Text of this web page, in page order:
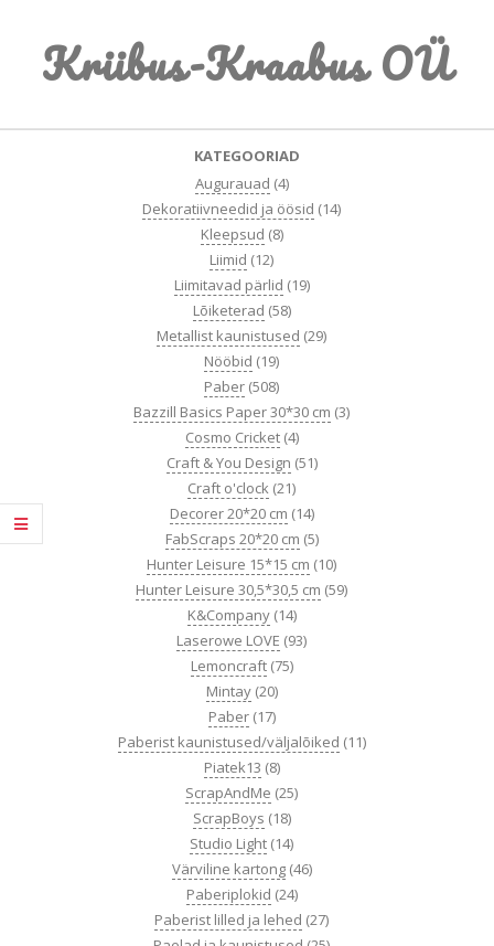
contentKriibus-Kraabus OÜ
KATEGOORIAD
Augurauad (4)
Dekoratiivneedid ja öösid (14)
Kleepsud (8)
Liimid (12)
Liimitavad pärlid (19)
Lõiketerad (58)
Metallist kaunistused (29)
Nööbid (19)
Paber (508)
Bazzill Basics Paper 30*30 cm (3)
Cosmo Cricket (4)
Craft & You Design (51)
Craft o'clock (21)
Decorer 20*20 cm (14)
FabScraps 20*20 cm (5)
Hunter Leisure 15*15 cm (10)
Hunter Leisure 30,5*30,5 cm (59)
K&Company (14)
Laserowe LOVE (93)
Lemoncraft (75)
Mintay (20)
Paber (17)
Paberist kaunistused/väljalõiked (11)
Piatek13 (8)
ScrapAndMe (25)
ScrapBoys (18)
Studio Light (14)
Värviline kartong (46)
Paberiplokid (24)
Paberist lilled ja lehed (27)